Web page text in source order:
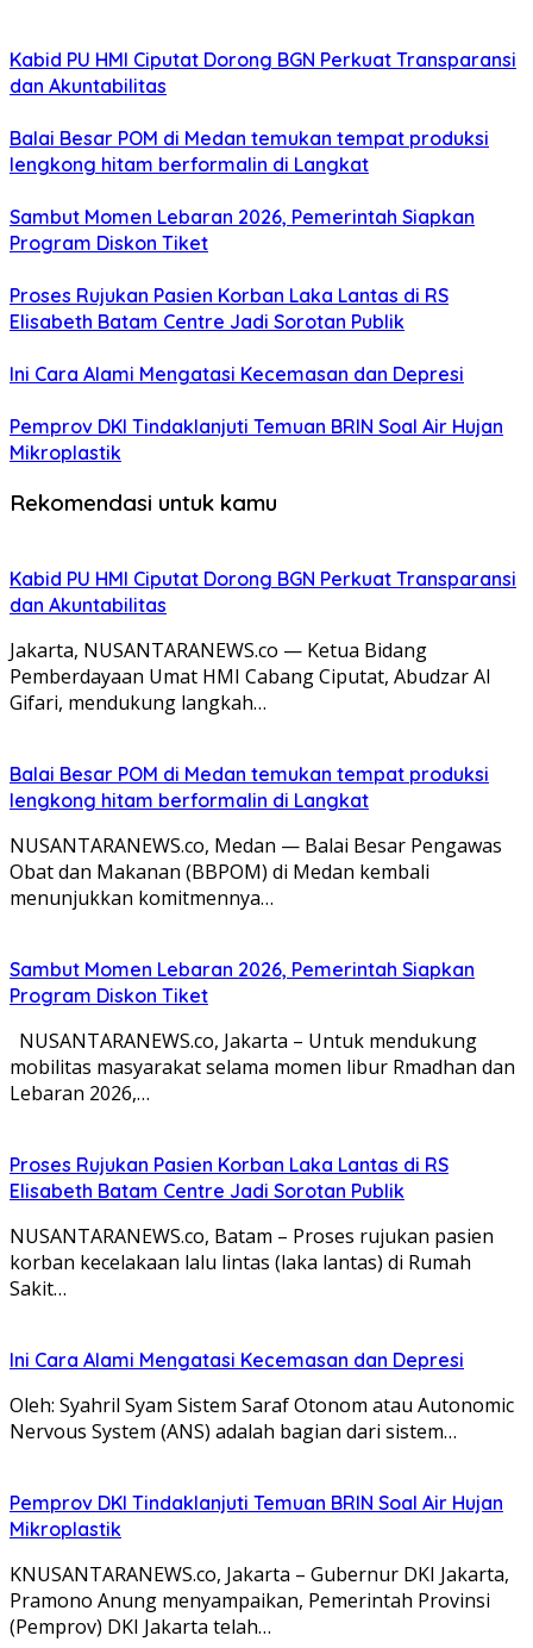
Kabid PU HMI Ciputat Dorong BGN Perkuat Transparansi
dan Akuntabilitas
Balai Besar POM di Medan temukan tempat produksi
lengkong hitam berformalin di Langkat
Sambut Momen Lebaran 2026, Pemerintah Siapkan
Program Diskon Tiket
Proses Rujukan Pasien Korban Laka Lantas di RS
Elisabeth Batam Centre Jadi Sorotan Publik
Ini Cara Alami Mengatasi Kecemasan dan Depresi
Pemprov DKI Tindaklanjuti Temuan BRIN Soal Air Hujan
Mikroplastik
Rekomendasi untuk kamu
Kabid PU HMI Ciputat Dorong BGN Perkuat Transparansi
dan Akuntabilitas
Jakarta, NUSANTARANEWS.co — Ketua Bidang
Pemberdayaan Umat HMI Cabang Ciputat, Abudzar Al
Gifari, mendukung langkah…
Balai Besar POM di Medan temukan tempat produksi
lengkong hitam berformalin di Langkat
NUSANTARANEWS.co, Medan — Balai Besar Pengawas
Obat dan Makanan (BBPOM) di Medan kembali
menunjukkan komitmennya…
Sambut Momen Lebaran 2026, Pemerintah Siapkan
Program Diskon Tiket
NUSANTARANEWS.co, Jakarta – Untuk mendukung
mobilitas masyarakat selama momen libur Rmadhan dan
Lebaran 2026,…
Proses Rujukan Pasien Korban Laka Lantas di RS
Elisabeth Batam Centre Jadi Sorotan Publik
NUSANTARANEWS.co, Batam – Proses rujukan pasien
korban kecelakaan lalu lintas (laka lantas) di Rumah
Sakit…
Ini Cara Alami Mengatasi Kecemasan dan Depresi
Oleh: Syahril Syam Sistem Saraf Otonom atau Autonomic
Nervous System (ANS) adalah bagian dari sistem…
Pemprov DKI Tindaklanjuti Temuan BRIN Soal Air Hujan
Mikroplastik
KNUSANTARANEWS.co, Jakarta – Gubernur DKI Jakarta,
Pramono Anung menyampaikan, Pemerintah Provinsi
(Pemprov) DKI Jakarta telah…